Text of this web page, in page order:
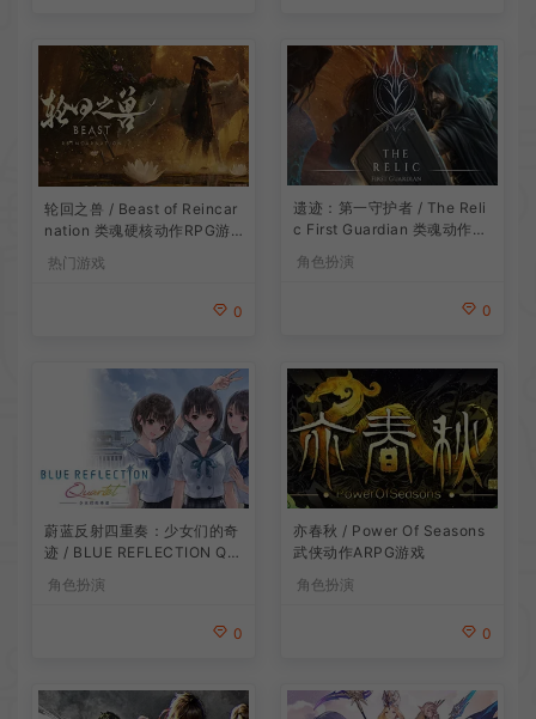
轮回之兽 / Beast of Reincar
nation 类魂硬核动作RPG游
热门游戏
0
遗迹：第一守护者 / The Reli
c First Guardian 类魂动作R
PG游戏
角色扮演
0
蔚蓝反射四重奏：少女们的奇
迹 / BLUE REFLECTION Qu
角色扮演
0
亦春秋 / Power Of Seasons
武侠动作ARPG游戏
角色扮演
0